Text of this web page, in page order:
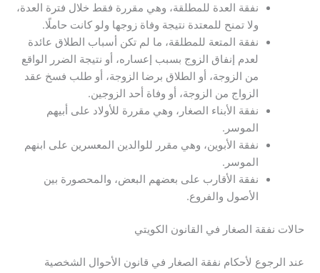
نفقة العدة للمطلقة، وهي مقررة فقط خلال فترة العدة،
ولا تمنح للمعتدة نتيجة وفاة زوجها ولو كانت حاملًا.
نفقة المتعة للمطلقة، ما لم تكن أسباب الطلاق عائدة
لعدم إنفاق الزوج بسبب إعساره، أو نتيجة الضرر الواقع
من الزوجة، أو الطلاق برضا الزوجة، أو طلب فسخ عقد
الزواج من الزوجة، أو وفاة أحد الزوجين.
نفقة الأبناء الصغار، وهي مقررة للأولاد على أبيهم
الموسر.
نفقة الأبوين، وهي مقرر للوالدين المعسرين على ابنهم
الموسر.
نفقة الأقارب على بعضهم البعض، والمحصورة بين
الأصول والفروع.
حالات نفقة الصغار في القانون الكويتي
عند الرجوع لأحكام نفقة الصغار في قانون الأحوال الشخصية